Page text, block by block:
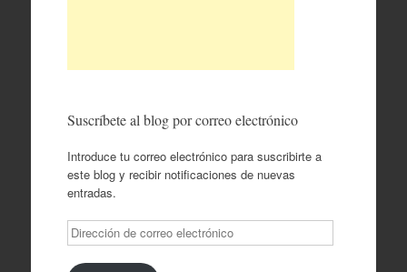
Suscríbete al blog por correo electrónico
Introduce tu correo electrónico para suscribirte a
este blog y recibir notificaciones de nuevas
entradas.
Dirección
de
correo